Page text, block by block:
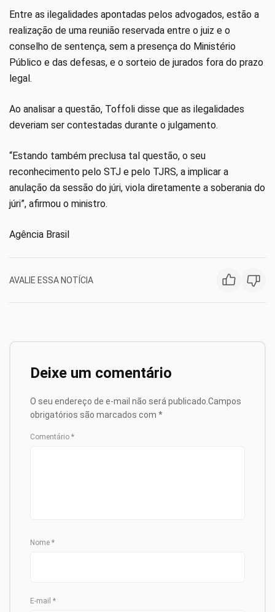
Entre as ilegalidades apontadas pelos advogados, estão a
realização de uma reunião reservada entre o juiz e o
conselho de sentença, sem a presença do Ministério
Público e das defesas, e o sorteio de jurados fora do prazo
legal.
Ao analisar a questão, Toffoli disse que as ilegalidades
deveriam ser contestadas durante o julgamento.
“Estando também preclusa tal questão, o seu
reconhecimento pelo STJ e pelo TJRS, a implicar a
anulação da sessão do júri, viola diretamente a soberania do
júri”, afirmou o ministro.
Agência Brasil
AVALIE ESSA NOTÍCIA
Deixe um comentário
O seu endereço de e-mail não será publicado. Campos
obrigatórios são marcados com *
Comentário *
Nome *
E-mail *